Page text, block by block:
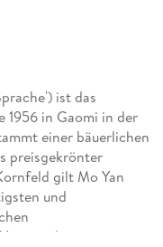
ist das
1956 in Gaomi in der
einer bäuerlichen
preisgekrönter
gilt Mo Yan
und
mit dem